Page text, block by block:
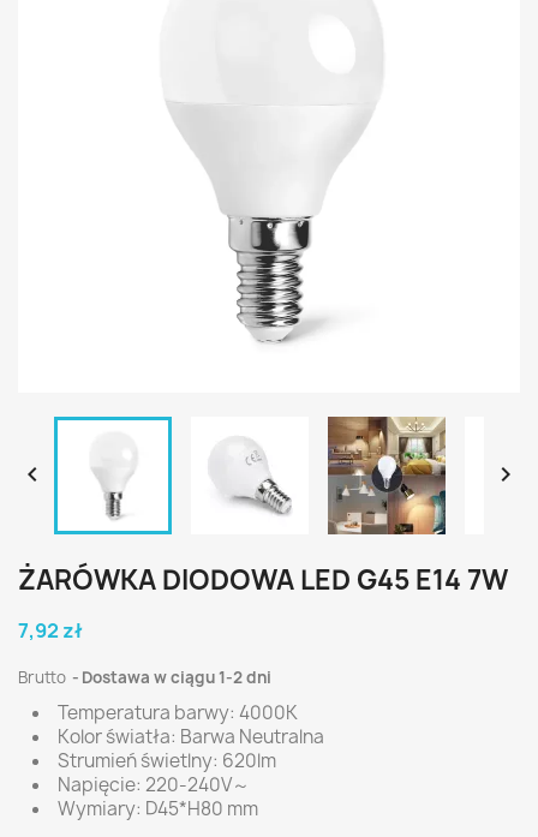
 
ŻARÓWKA DIODOWA LED G45 E14 7W
7,92 zł
Brutto Dostawa w ciągu 1-2 dni
Temperatura barwy: 4000K
Kolor światła: Barwa Neutralna
Strumień świetlny: 620lm
Napięcie: 220-240V～
Wymiary: D45*H80 mm